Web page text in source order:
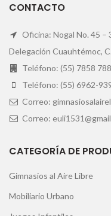
CONTACTO
Oficina: Nogal No. 45 –
Delegación Cuauhtémoc,
Teléfono: (55) 7858
Teléfono: (55) 6962-
Correo:
Correo:
CATEGORÍA DE
Gimnasios al Aire Libre
Mobiliario Urbano